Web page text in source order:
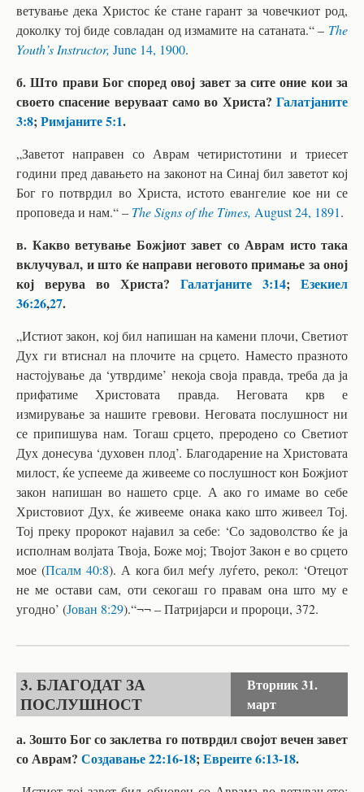
ветување дека Христос ќе стане гарант за човечкиот род,
доколку тој биде совладан од измамите на сатаната.“ – The
Youth’s Instructor, June 14, 1900.
б. Што прави Бог според овој завет за сите оние кои за
своето спасение веруваат само во Христа? Галатјаните
3:8;Римјаните 5:1.
„Заветот направен со Аврам четиристотини и триесет
години пред давањето на законот на Синај бил заветот кој
Бог го потврдил во Христа, истото евангелие кое ни се
проповеда и нам.“ – The Signs of the Times, August 24, 1891.
в. Какво ветување Божјиот завет со Аврам исто така
вклучувал, и што ќе направи неговото примање за оној
кој верува во Христа? Галатјаните 3:14; Езекиел
36:26,27.
„Истиот закон, кој бил напишан на камени плочи, Светиот
Дух ги втиснал на плочите на срцето. Наместо празното
настојување да ‘утврдиме’ некоја своја правда, треба да ја
прифатиме Христовата правда. Неговата крв е
измирување за нашите гревови. Неговата послушност ни
се припишува нам. Тогаш срцето, преродено со Светиот
Дух донесува ‘духовен плод’. Благодарение на Христовата
милост, ќе успееме да живееме со послушност кон Божјиот
закон напишан во нашето срце. А ако го имаме во себе
Христовиот Дух, ќе живееме онака како што живеел Тој.
Тој преку пророкот најавил за себе: ‘Со задоволство ќе ја
исполнам волјата Твоја, Боже мој; Твојот Закон е во срцето
мое (Псалм 40:8). А кога бил меѓу луѓето, рекол: ‘Отецот
не ме остави сам, оти секогаш го правам она што му е
угодно’ (Јован 8:29).“¬¬ – Патријарси и пророци, 372.
3. БЛАГОДАТ ЗА
ПОСЛУШНОСТ
Вторник31.
март
а. Зошто Бог со заклетва го потврдил својот вечен завет
со Аврам? Создавање 22:16-18;Евреите 6:13-18.